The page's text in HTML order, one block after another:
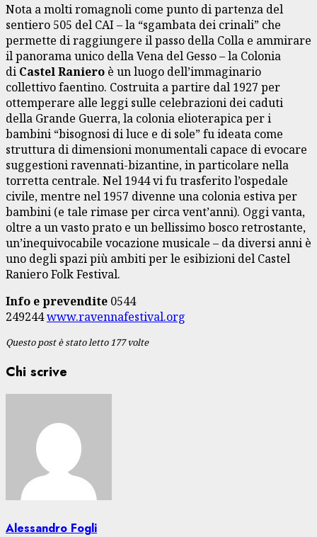
Nota a molti romagnoli come punto di partenza del
sentiero 505 del CAI – la “sgambata dei crinali” che
permette di raggiungere il passo della Colla e ammirare
il panorama unico della Vena del Gesso – la Colonia
di Castel Raniero è un luogo dell’immaginario
collettivo faentino. Costruita a partire dal 1927 per
ottemperare alle leggi sulle celebrazioni dei caduti
della Grande Guerra, la colonia elioterapica per i
bambini “bisognosi di luce e di sole” fu ideata come
struttura di dimensioni monumentali capace di evocare
suggestioni ravennati-bizantine, in particolare nella
torretta centrale. Nel 1944 vi fu trasferito l’ospedale
civile, mentre nel 1957 divenne una colonia estiva per
bambini (e tale rimase per circa vent’anni). Oggi vanta,
oltre a un vasto prato e un bellissimo bosco retrostante,
un’inequivocabile vocazione musicale – da diversi anni è
uno degli spazi più ambiti per le esibizioni del Castel
Raniero Folk Festival.
Info e prevendite 0544
249244www.ravennafestival.org
Questo post è stato letto 177 volte
Chi scrive
Alessandro Fogli